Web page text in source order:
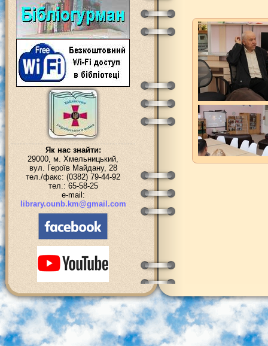
Як нас знайти:
29000, м. Хмельницький,
вул. Героїв Майдану, 28
тел./факс: (0382) 79-44-92
тел.: 65-58-25
e-mail:
library.ounb.km@gmail.com